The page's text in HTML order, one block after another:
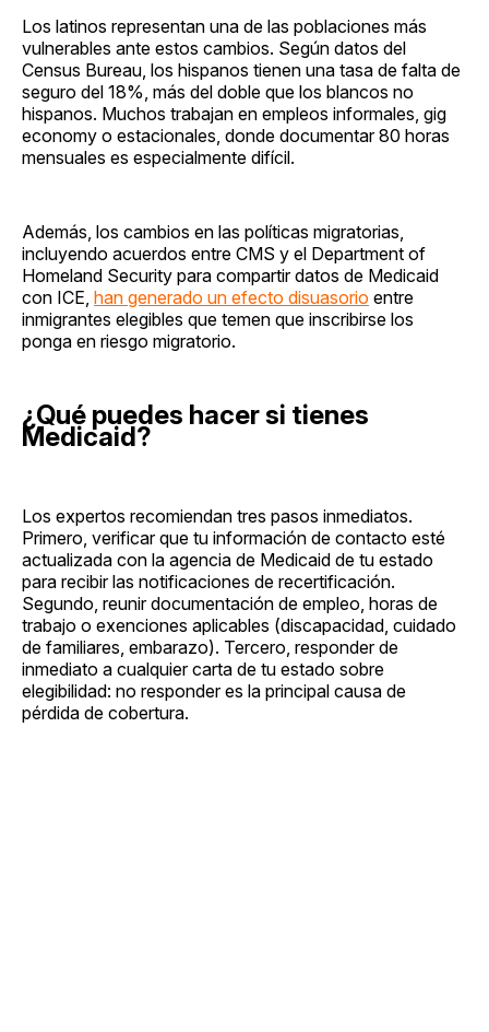
Los latinos representan una de las poblaciones más
vulnerables ante estos cambios. Según datos del
Census Bureau, los hispanos tienen una tasa de falta de
seguro del 18%, más del doble que los blancos no
hispanos. Muchos trabajan en empleos informales, gig
economy o estacionales, donde documentar 80 horas
mensuales es especialmente difícil.
Además, los cambios en las políticas migratorias,
incluyendo acuerdos entre CMS y el Department of
Homeland Security para compartir datos de Medicaid
con ICE, han generado un efecto disuasorio entre
inmigrantes elegibles que temen que inscribirse los
ponga en riesgo migratorio.
¿Qué puedes hacer si tienes
Medicaid?
Los expertos recomiendan tres pasos inmediatos.
Primero, verificar que tu información de contacto esté
actualizada con la agencia de Medicaid de tu estado
para recibir las notificaciones de recertificación.
Segundo, reunir documentación de empleo, horas de
trabajo o exenciones aplicables (discapacidad, cuidado
de familiares, embarazo). Tercero, responder de
inmediato a cualquier carta de tu estado sobre
elegibilidad: no responder es la principal causa de
pérdida de cobertura.